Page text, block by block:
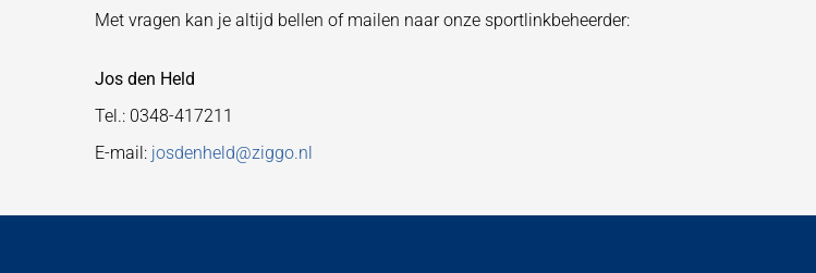
Met vragen kan je altijd bellen of mailen naar onze sportlinkbeheerder:
Jos den Held
Tel.: 0348-417211
E-mail: josdenheld@ziggo.nl